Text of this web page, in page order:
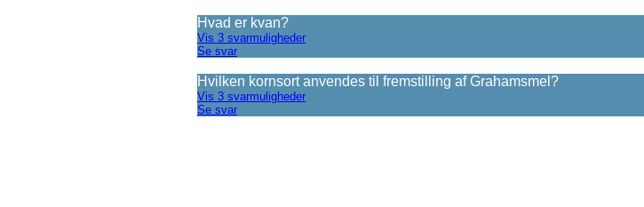
Hvad er kvan?
Vis 3 svarmuligheder
Se svar
Hvilken kornsort anvendes til fremstilling af Grahamsmel?
Vis 3 svarmuligheder
Se svar